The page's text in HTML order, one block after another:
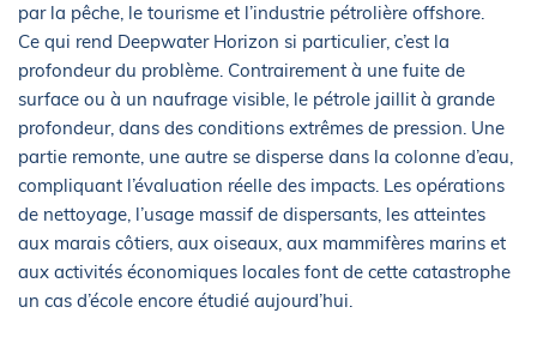
par la pêche, le tourisme et l’industrie pétrolière offshore.
Ce qui rend Deepwater Horizon si particulier, c’est la
profondeur du problème. Contrairement à une fuite de
surface ou à un naufrage visible, le pétrole jaillit à grande
profondeur, dans des conditions extrêmes de pression. Une
partie remonte, une autre se disperse dans la colonne d’eau,
compliquant l’évaluation réelle des impacts. Les opérations
de nettoyage, l’usage massif de dispersants, les atteintes
aux marais côtiers, aux oiseaux, aux mammifères marins et
aux activités économiques locales font de cette catastrophe
un cas d’école encore étudié aujourd’hui.